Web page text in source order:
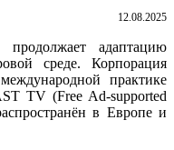
12.08.2025
продолжает адаптацию
среде. Корпорация
практике
TV (Free Ad-supported
в Европе и